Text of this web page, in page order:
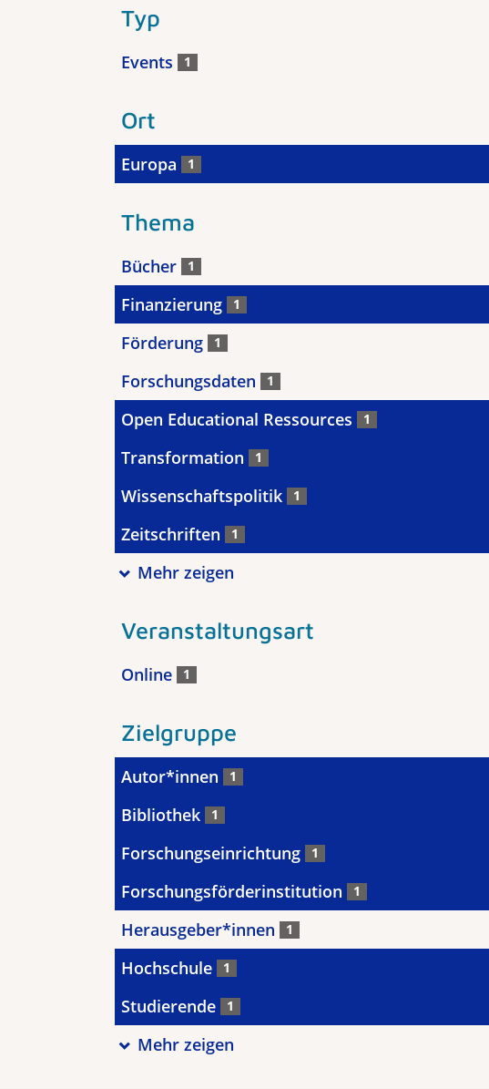
Typ
Events 1
Ort
Europa 1
Thema
Bücher 1
Finanzierung 1
Förderung 1
Forschungsdaten 1
Open Educational Ressources 1
Transformation 1
Wissenschaftspolitik 1
Zeitschriften 1
Mehr zeigen
Veranstaltungsart
Online 1
Zielgruppe
Autor*innen 1
Bibliothek 1
Forschungseinrichtung 1
Forschungsförderinstitution 1
Herausgeber*innen 1
Hochschule 1
Studierende 1
Mehr zeigen